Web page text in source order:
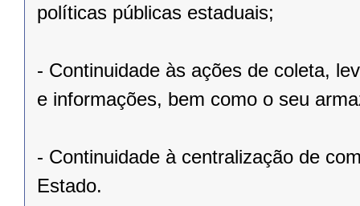
políticas públicas estaduais;
- Continuidade às ações de coleta,
e informações, bem como o seu
- Continuidade à centralização de
Estado.